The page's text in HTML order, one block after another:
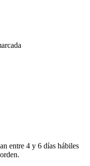
entre 4 y 6 días hábiles